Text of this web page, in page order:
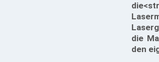
die
den